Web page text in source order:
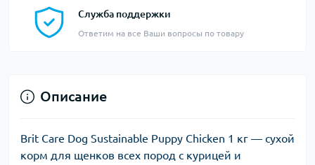
Служба поддержки
Ответим на все Ваши вопросы по товару
Описание
Brit Care Dog Sustainable Puppy Chicken 1 кг — сухой
корм для щенков всех пород с курицей и